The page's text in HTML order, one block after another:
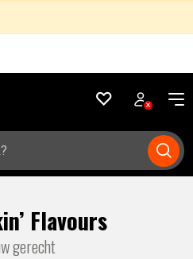
Flavours
gerecht